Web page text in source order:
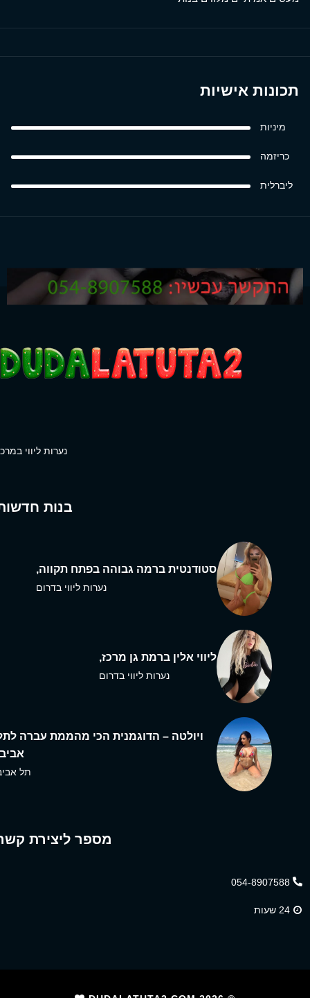
תכונות אישיות
מיניות
כריזמה
ליברלית
נערות ליווי
בנות
סטודנטית ברמה גבוהה בפתח תקווה,
נערות ליווי בדרום
ליווי אלין ברמת גן מרכז,
נערות ליווי בדרום
ויולטה – הדוגמנית הכי מהממת עברה
תל
מספר ליצירת
054-8907588
24 שעות